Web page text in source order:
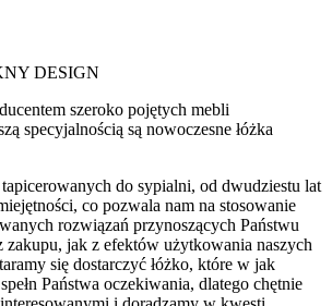
DESIGN
szeroko pojętych mebli
specyjalnością są nowoczesne łóżka
tapicerowanych do sypialni, od dwudziestu lat
co pozwala nam na stosowanie
rozwiązań przynoszących Państwu
zakupu, jak z efektów użytkowania naszych
się dostarczyć łóżko, które w jak
Państwa oczekiwania, dlatego chętnie